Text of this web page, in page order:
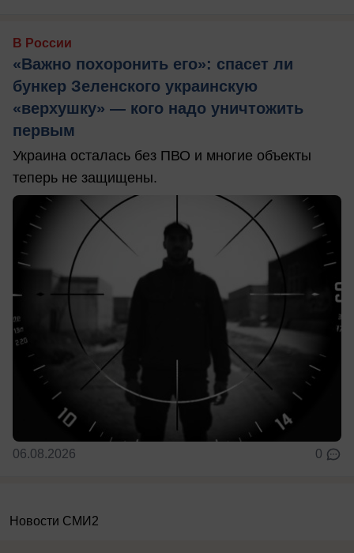
В России
«Важно похоронить его»: спасет ли
бункер Зеленского украинскую
«верхушку» — кого надо уничтожить
первым
Украина осталась без ПВО и многие объекты
теперь не защищены.
06.08.2026 0
Новости СМИ2